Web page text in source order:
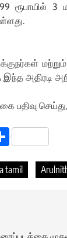
ரூபாயில்
அதிரடி
செய்து,
Share
tamil